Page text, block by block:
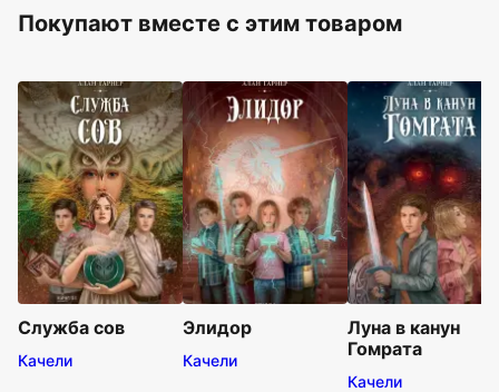
Покупают вместе c этим товаром
Служба сов
Качели
Элидор
Качели
Луна в канун
Гомрата
Качели